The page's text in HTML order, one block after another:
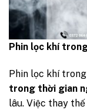
Phin lọc khí
Phin lọc khí
trong thời gian
lâu. Việc thay